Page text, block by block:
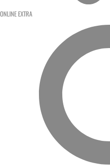
ONLINE EXTRA